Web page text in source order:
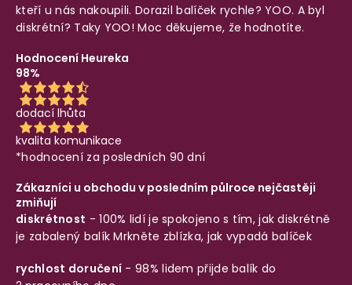
kteří u nás nakoupili. Dorazil balíček rychle? YOO. A byl
diskrétní? Taky YOO! Moc děkujeme, že hodnotíte.
Hodnocení Heureka
98%
dodací lhůta
kvalita komunikace
*hodnocení za posledních 90 dní
Zákazníci u obchodu v posledním půlroce nejčastěji
zmiňují
diskrétnost - 100% lidí je spokojeno s tím, jak diskrétně
je zabalený balíkMrkněte zblízka, jak vypadá balíček
rychlost doručení - 98% lidem přijde balík do